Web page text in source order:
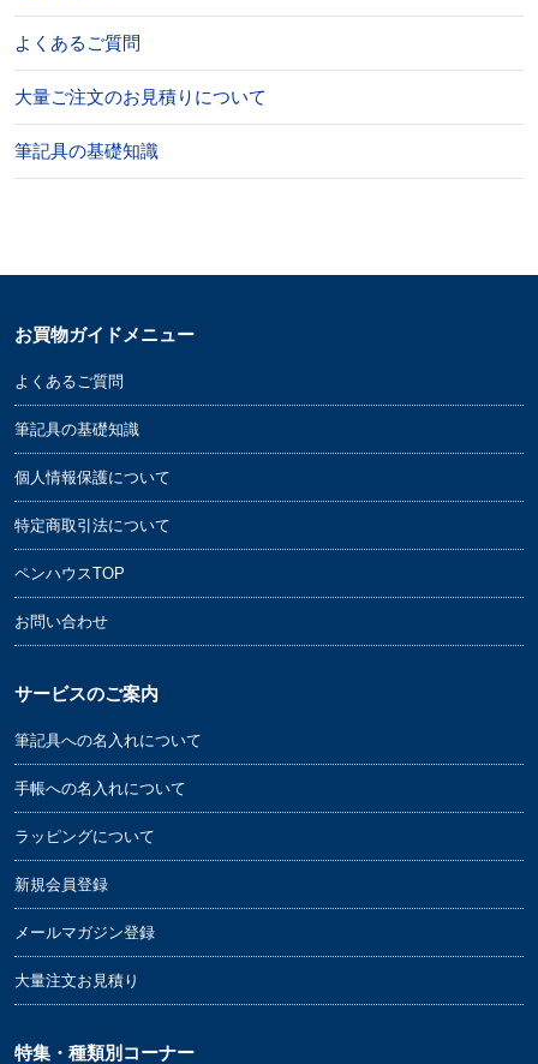
い形状であることから「結ばれたら離れない」と
いう意を込めて婚礼用に用いるほか、一度きりが
良い御祝い事に使用します。
く、結びやすい形状から何度繰り返しあっても良
い一般の祝用に用いられます。
御礼/入学・卒業・就職祝い/昇進祝い
周年祝い/新築・開店祝い/出産祝い
お中元/お歳暮/御年賀/記念品/粗品 etc…
よくあるご質問
大量ご注文のお見積りについて
筆記具の基礎知識
お買物ガイドメニュー
よくあるご質問
筆記具の基礎知識
個人情報保護について
特定商取引法について
ペンハウスTOP
お問い合わせ
サービスのご案内
筆記具への名入れについて
手帳への名入れについて
ラッピングについて
新規会員登録
メールマガジン登録
大量注文お見積り
特集・種類別コーナー